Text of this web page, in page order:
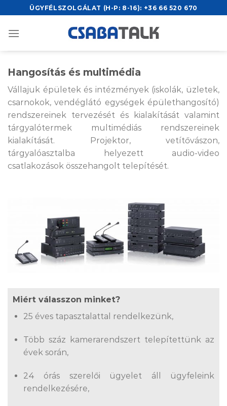
to
content
ÜGYFÉLSZOLGÁLAT (H-P: 8-16): +36 66 520 670
Hangosítás és multimédia
Vállajuk épületek és intézmények (iskolák, üzletek,
csarnokok, vendéglátó egységek épülethangosító)
rendszereinek tervezését és kialakítását valamint
tárgyalótermek multimédiás rendszereinek
kialakítását. Projektor, vetítővászon,
tárgyalóasztalba helyezett audio-video
csatlakozások összehangolt telepítését.
Miért válasszon minket?
25 éves tapasztalattal rendelkezünk,
Több száz kamerarendszert telepítettünk az
évek során,
24 órás szerelői ügyelet áll ügyfeleink
rendelkezésére,